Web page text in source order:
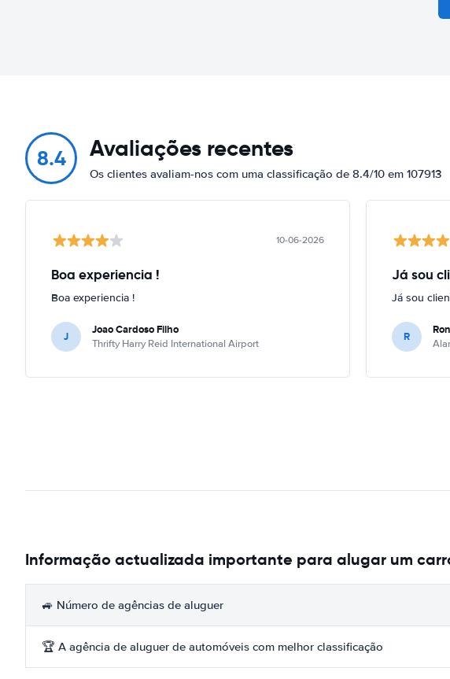
8.4 Avaliações recentes
Os clientes avaliam-nos com uma classificação de 8.4/10 em 107913
10-06-2026
Boa experiencia !
Boa experiencia !
J Joao Cardoso Filho
Thrifty Harry Reid International Airport
Já sou
Já sou
R
Informação actualizada importante para alugar um
🚙 Número de agências de aluguer
🏆 A agência de aluguer de automóveis com melhor classificação